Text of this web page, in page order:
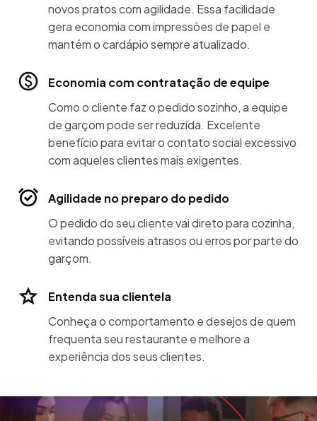
novos pratos com agilidade. Essa facilidade
gera economia com impressões de papel e
mantém o cardápio sempre atualizado.
Economia com contratação de equipe
Como o cliente faz o pedido sozinho, a equipe
de garçom pode ser reduzida. Excelente
benefício para evitar o contato social excessivo
com aqueles clientes mais exigentes.
Agilidade no preparo do pedido
O pedido do seu cliente vai direto para cozinha,
evitando possíveis atrasos ou erros por parte do
garçom.
Entenda sua clientela
Conheça o comportamento e desejos de quem
frequenta seu restaurante e melhore a
experiência dos seus clientes.